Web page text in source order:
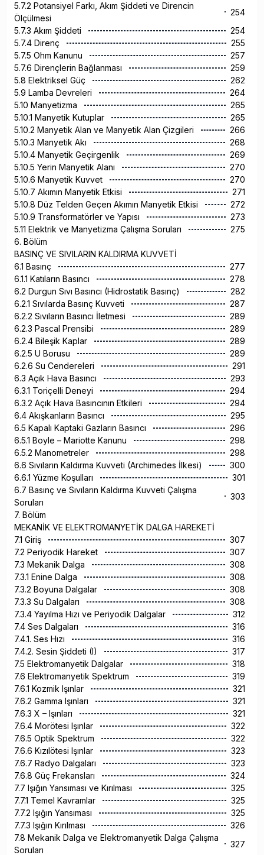
5.7.2 Potansiyel Farkı, Akım Şiddeti ve Direncin
Ölçülmesi
254
5.7.3 Akım Şiddeti
254
5.7.4 Direnç
255
5.7.5 Ohm Kanunu
257
5.7.6 Dirençlerin Bağlanması
259
5.8 Elektriksel Güç
262
5.9 Lamba Devreleri
264
5.10 Manyetizma
265
5.10.1 Manyetik Kutuplar
265
5.10.2 Manyetik Alan ve Manyetik Alan Çizgileri
266
5.10.3 Manyetik Akı
268
5.10.4 Manyetik Geçirgenlik
269
5.10.5 Yerin Manyetik Alanı
270
5.10.6 Manyetik Kuvvet
270
5.10.7 Akımın Manyetik Etkisi
271
5.10.8 Düz Telden Geçen Akımın Manyetik Etkisi
272
5.10.9 Transformatörler ve Yapısı
273
5.11 Elektrik ve Manyetizma Çalışma Soruları
275
6. Bölüm
BASINÇ VE SIVILARIN KALDIRMA KUVVETİ
6.1 Basınç
277
6.1.1 Katıların Basıncı
278
6.2 Durgun Sıvı Basıncı (Hidrostatik Basınç)
282
6.2.1 Sıvılarda Basınç Kuvveti
287
6.2.2 Sıvıların Basıncı İletmesi
289
6.2.3 Pascal Prensibi
289
6.2.4 Bileşik Kaplar
289
6.2.5 U Borusu
289
6.2.6 Su Cendereleri
291
6.3 Açık Hava Basıncı
293
6.3.1 Toriçelli Deneyi
294
6.3.2 Açık Hava Basıncının Etkileri
294
6.4 Akışkanların Basıncı
295
6.5 Kapalı Kaptaki Gazların Basıncı
296
6.5.1 Boyle – Mariotte Kanunu
298
6.5.2 Manometreler
298
6.6 Sıvıların Kaldırma Kuvveti (Archimedes İlkesi)
300
6.6.1 Yüzme Koşulları
301
6.7 Basınç ve Sıvıların Kaldırma Kuvveti Çalışma
Soruları
303
7. Bölüm
MEKANİK VE ELEKTROMANYETİK DALGA HAREKETİ
7.1 Giriş
307
7.2 Periyodik Hareket
307
7.3 Mekanik Dalga
308
7.3.1 Enine Dalga
308
7.3.2 Boyuna Dalgalar
308
7.3.3 Su Dalgaları
308
7.3.4 Yayılma Hızı ve Periyodik Dalgalar
312
7.4 Ses Dalgaları
316
7.4.1. Ses Hızı
316
7.4.2. Sesin Şiddeti (I)
317
7.5 Elektromanyetik Dalgalar
318
7.6 Elektromanyetik Spektrum
319
7.6.1 Kozmik Işınlar
321
7.6.2 Gamma Işınları
321
7.6.3 X – Işınları
321
7.6.4 Morötesi Işınlar
322
7.6.5 Optik Spektrum
322
7.6.6 Kızılötesi Işınlar
323
7.6.7 Radyo Dalgaları
323
7.6.8 Güç Frekansları
324
7.7 Işığın Yansıması ve Kırılması
325
7.7.1 Temel Kavramlar
325
7.7.2 Işığın Yansıması
325
7.7.3 Işığın Kırılması
326
7.8 Mekanik Dalga ve Elektromanyetik Dalga Çalışma
Soruları
327